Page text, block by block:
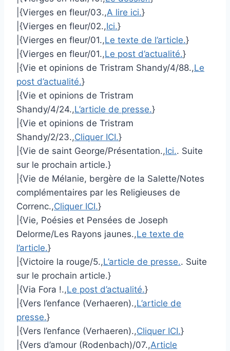
|{Vierges en fleur/03.,A lire ici.}
|{Vierges en fleur/02.,Ici.}
|{Vierges en fleur/01.,Le texte de l’article.}
|{Vierges en fleur/01.,Le post d’actualité.}
|{Vie et opinions de Tristram Shandy/4/88.,Le
post d’actualité.}
|{Vie et opinions de Tristram
Shandy/4/24.,L’article de presse.}
|{Vie et opinions de Tristram
Shandy/2/23.,Cliquer ICI.}
|{Vie de saint George/Présentation.,Ici.. Suite
sur le prochain article.}
|{Vie de Mélanie, bergère de la Salette/Notes
complémentaires par les Religieuses de
Correnc.,Cliquer ICI.}
|{Vie, Poésies et Pensées de Joseph
Delorme/Les Rayons jaunes.,Le texte de
l’article.}
|{Victoire la rouge/5.,L’article de presse.. Suite
sur le prochain article.}
|{Via Fora !.,Le post d’actualité.}
|{Vers l’enfance (Verhaeren).,L’article de
presse.}
|{Vers l’enfance (Verhaeren).,Cliquer ICI.}
|{Vers d’amour (Rodenbach)/07.,Article